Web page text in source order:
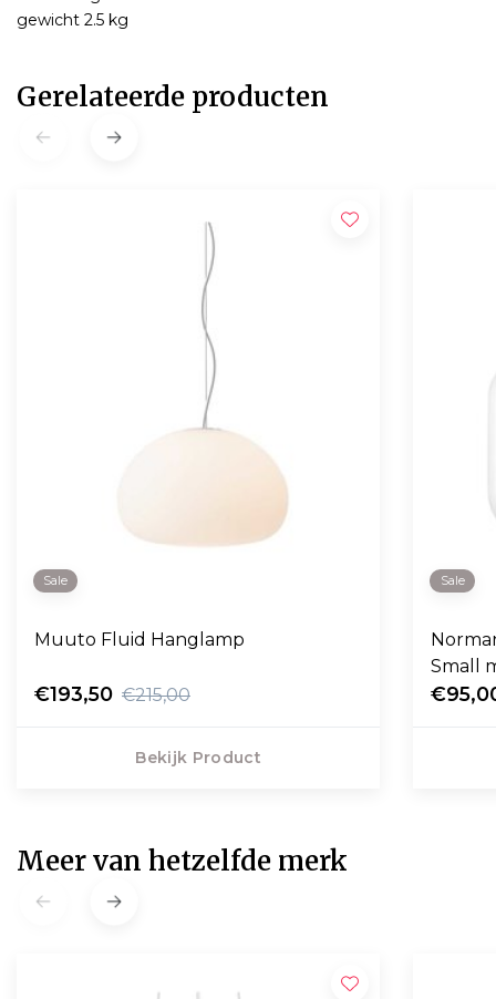
gewicht 2.5 kg
Gerelateerde producten
Sale
Muuto Fluid Hanglamp
€193,50 €215,00
Bekijk Product
Sale
Small
Meer van hetzelfde merk